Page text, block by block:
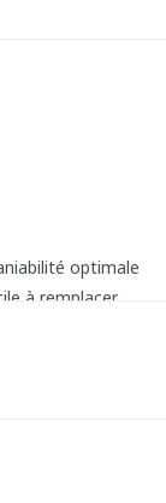
optimale
à remplacer